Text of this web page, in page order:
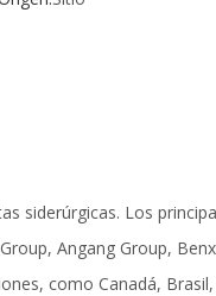
siderúrgicas. Los
Angang Group,
como Canadá,